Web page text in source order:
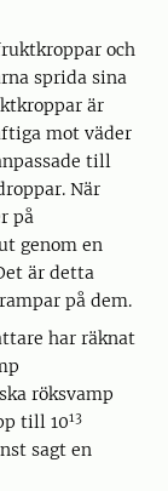
och
sprida sina
är
mot väder
till
När
på
genom en
är detta
på dem.
har räknat
röksvamp
till 1013
sagt en